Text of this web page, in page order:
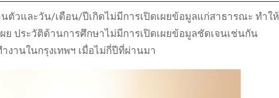
ตัวและวัน/เดือน/ปีเกิดไม่มีการเปิดเผยข้อมูลแก่สาธารณะ ทำให้
ย ประวัติด้านการศึกษาไม่มีการเปิดเผยข้อมูลชัดเจนเช่นกัน
านในกรุงเทพฯ เมื่อไม่กี่ปีที่ผ่านมา